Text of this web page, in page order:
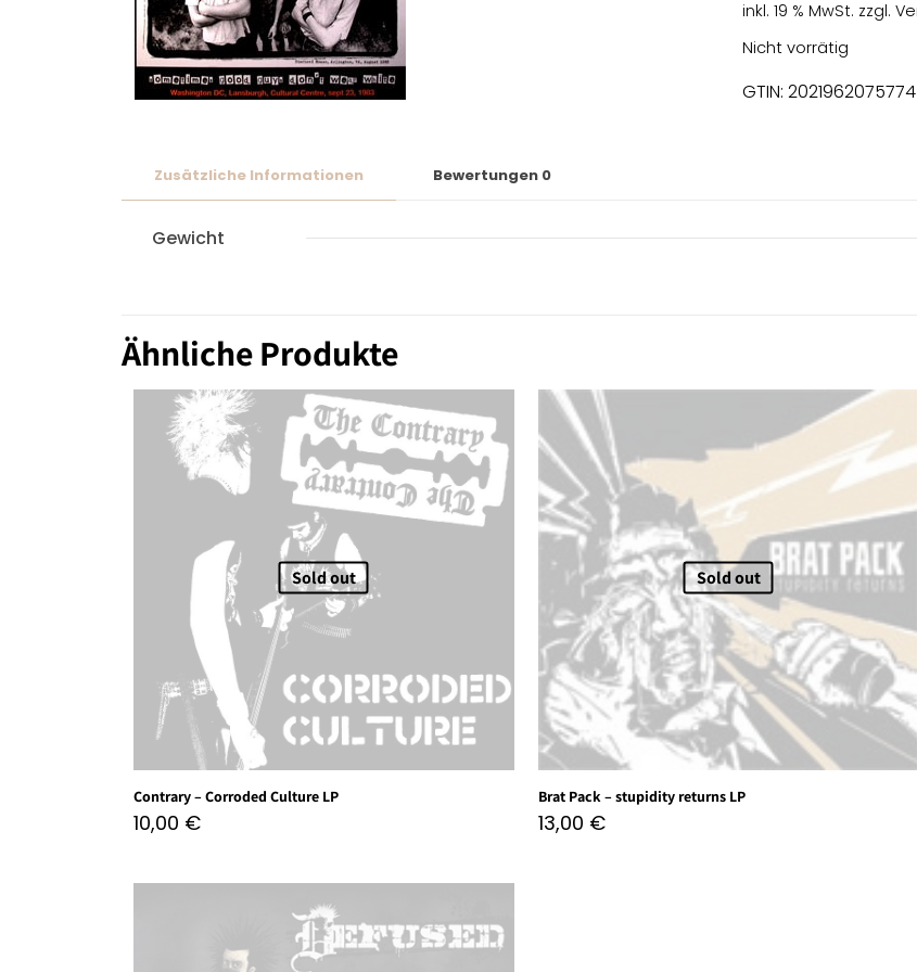
inkl. 19 % MwSt. zzgl.
Nicht vorrätig
GTIN: 2021962075774
Zusätzliche Informationen Bewertungen 0
Gewicht
Ähnliche Produkte
Sold out
Contrary – Corroded Culture LP
10,00 €
Sold out
Brat Pack – stupidity returns LP
13,00 €